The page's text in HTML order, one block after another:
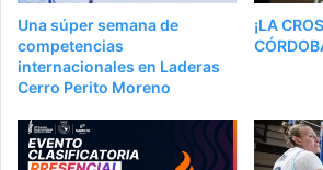
Una súper semana de
competencias
internacionales en Laderas
Cerro Perito Moreno
¡LA